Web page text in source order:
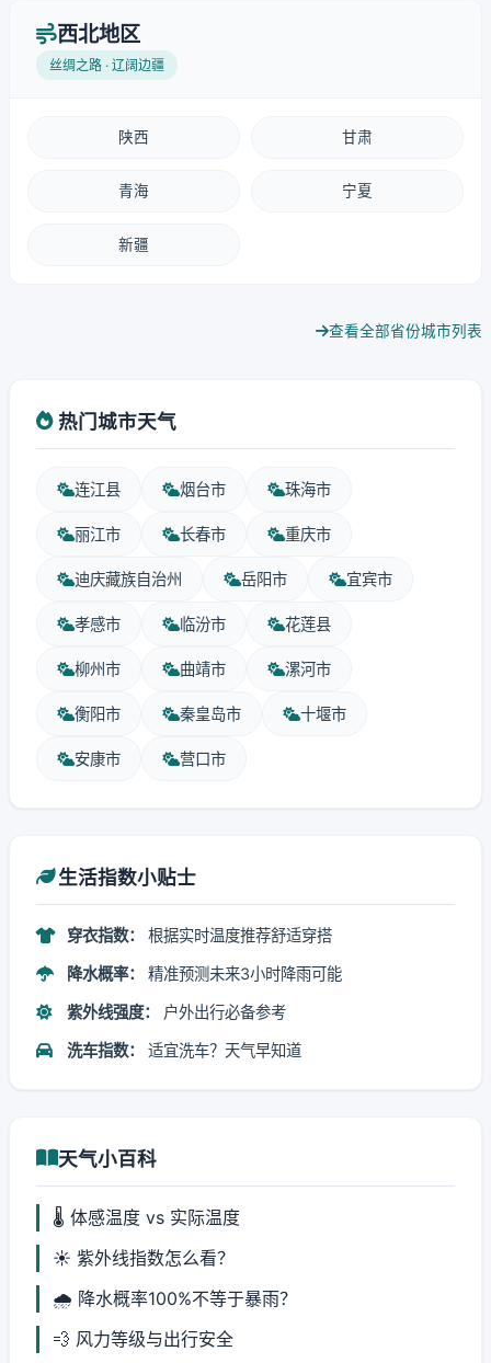
西北地区
丝绸之路 · 辽阔边疆
陕西 甘肃
青海 宁夏
新疆
查看全部省份城市列表
热门城市天气
连江县 烟台市 珠海市
丽江市 长春市 重庆市
迪庆藏族自治州 岳阳市 宜宾市
孝感市 临汾市 花莲县
柳州市 曲靖市 漯河市
衡阳市 秦皇岛市 十堰市
安康市 营口市
生活指数小贴士
穿衣指数： 根据实时温度推荐舒适穿搭
降水概率： 精准预测未来3小时降雨可能
紫外线强度： 户外出行必备参考
洗车指数： 适宜洗车？天气早知道
天气小百科
🌡️ 体感温度 vs 实际温度
☀️ 紫外线指数怎么看？
🌧️ 降水概率100%不等于暴雨？
💨 风力等级与出行安全